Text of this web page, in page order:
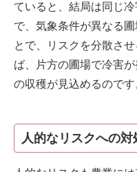
ていると、結局は同じ
で、気象条件が異なる
とで、リスクを分散さ
ば、片方の圃場で冷害
の収穫が見込めるのです
人的なリスクへの対